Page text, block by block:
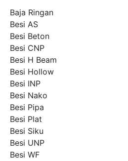
Baja Ringan
Besi AS
Besi Beton
Besi CNP
Besi H Beam
Besi Hollow
Besi INP
Besi Nako
Besi Pipa
Besi Plat
Besi Siku
Besi UNP
Besi WF